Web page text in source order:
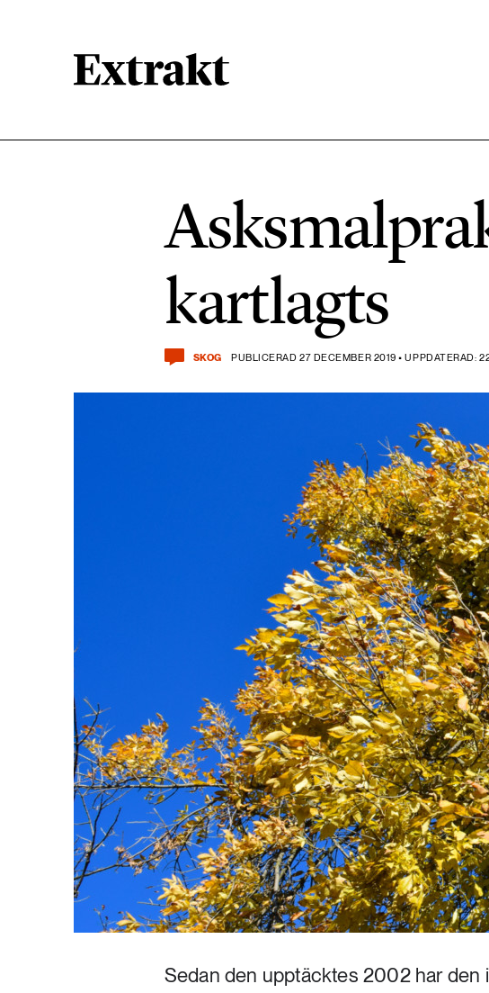
1492
Livsstil & konsumtion
Social hållbarhet
kartlagts
SKOG PUBLICERAD 27 DECEMBER 2019 • UPPDATERAD:
Sedan den upptäcktes 2002 har den